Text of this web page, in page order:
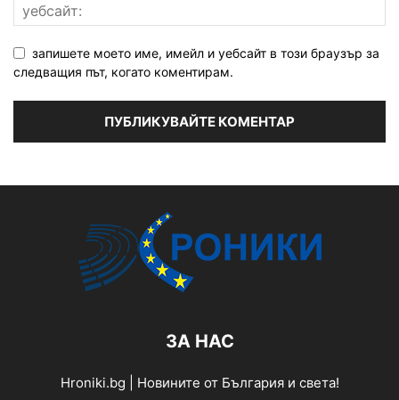
запишете моето име, имейл и уебсайт в този браузър за
следващия път, когато коментирам.
ЗА НАС
Hroniki.bg | Новините от България и света!